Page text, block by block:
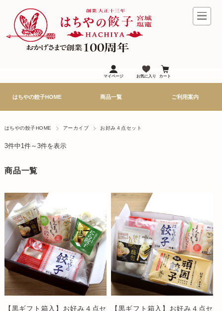
お気に入り カート
はちやの餃子HOME 商品一覧 ご利用案内
はちやの餃子HOME アーカイブ お好み４点セット
3件中1件～3件を表示
商品一覧
【黒ギフト箱入】お好み４点セ
【黒ギフト箱入】お好み４点セ